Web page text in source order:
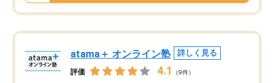
atama＋ オンライン塾 詳しく見る
評価 4.1 （9件）